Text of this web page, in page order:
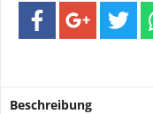
Beschreibung